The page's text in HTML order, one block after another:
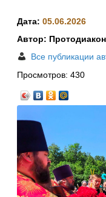
Дата: 05.06.2026
Автор:
Все публикации
Просмотров: 430